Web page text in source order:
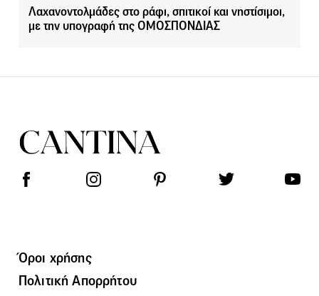
Λαχανοντολμάδες στο ράφι, σπιτικοί και νηστίσιμοι,
με την υπογραφή της ΟΜΟΣΠΟΝΔΙΑΣ
Όροι χρήσης
Πολιτική Απορρήτου